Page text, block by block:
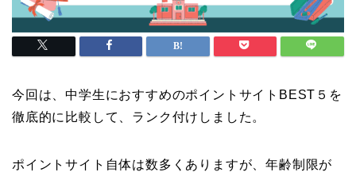
今回は、中学生におすすめのポイントサイトBEST５を
徹底的に比較して、ランク付けしました。
ポイントサイト自体は数多くありますが、年齢制限が